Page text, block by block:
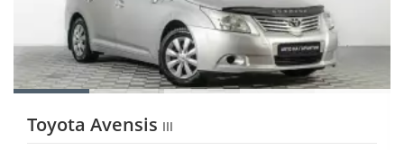
Toyota Avensis III